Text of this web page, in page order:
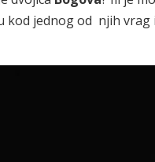
kod jednog od njih vrag